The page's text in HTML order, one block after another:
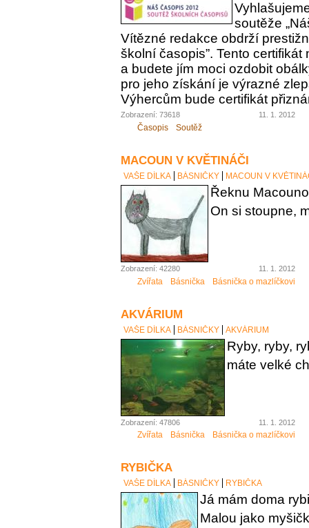
soutěže
Vítězné redakce obdrží
školní časopis”. Tento
a budete jím moci ozdobit
pro jeho získání je výrazné
Výhercům bude certifikát
Zobrazení: 73618 11. 1. 2012
Časopis Soutěž
MACOUN V KVĚTINÁČI
VAŠE DÍLKA BÁSNIČKY MACOUN V
Řeknu
On si stoupne,
Zobrazení: 42280 11. 1. 2012
Zvířata Básnička Básnička o mazlíčkovi
AKVÁRIUM
VAŠE DÍLKA BÁSNIČKY AKVÁRIUM
Ryby, ryby,
máte velké
Zobrazení: 47806 11. 1. 2012
Zvířata Básnička Básnička o mazlíčkovi
RYBIČKA
VAŠE DÍLKA BÁSNIČKY RYBIČKA
Já mám doma
Malou jako